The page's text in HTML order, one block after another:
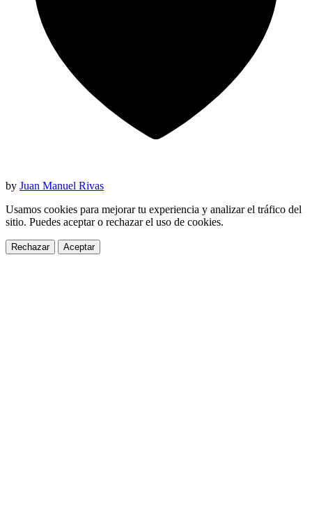
by Juan Manuel Rivas
Usamos cookies para mejorar tu experiencia y analizar el tráfico del
sitio. Puedes aceptar o rechazar el uso de cookies.
Rechazar Aceptar